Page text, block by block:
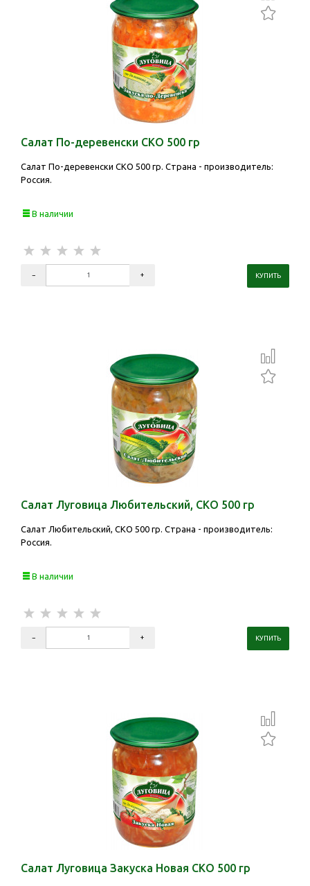
Салат По-деревенски СКО 500 гр
Салат По-деревенски СКО 500 гр. Страна - производитель:
Россия.
В наличии
Салат Луговица Любительский, СКО 500 гр
Салат Любительский, СКО 500 гр. Страна - производитель:
Россия.
В наличии
Салат Луговица Закуска Новая СКО 500 гр